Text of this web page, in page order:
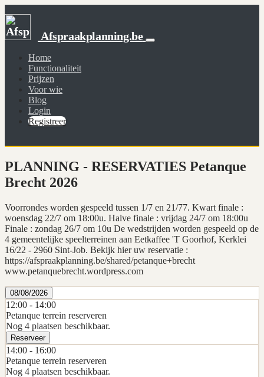
Afspraakplanning.be
Home
Functionaliteit
Prijzen
Voor wie
Blog
Login
Registreer
PLANNING - RESERVATIES Petanque
Brecht 2026
Voorrondes worden gespeeld tussen 1/7 en 21/77. Kwart finale :
woensdag 22/7 om 18:00u. Halve finale : vrijdag 24/7 om 18:00u
Finale : zondag 26/7 om 10u De wedstrijden worden gespeeld op de
4 gemeentelijke speelterreinen aan Eetkaffee 'T Goorhof, Kerklei
16/22 - 2960 Sint-Job. Bekijk hier uw reservatie :
https://afspraakplanning.be/shared/petanque+brecht
www.petanquebrecht.wordpress.com
08/08/2026
12:00 - 14:00
Petanque terrein reserveren
Nog 4 plaatsen beschikbaar.
Reserveer
14:00 - 16:00
Petanque terrein reserveren
Nog 4 plaatsen beschikbaar.